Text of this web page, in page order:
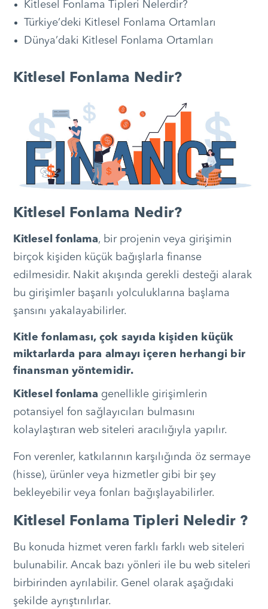
Kitlesel Fonlama Tipleri Nelerdir?
Türkiye’deki Kitlesel Fonlama Ortamları
Dünya’daki Kitlesel Fonlama Ortamları
Kitlesel Fonlama Nedir?
Kitlesel Fonlama Nedir?
Kitlesel fonlama, bir projenin veya girişimin
birçok kişiden küçük bağışlarla finanse
edilmesidir. Nakit akışında gerekli desteği alarak
bu girişimler başarılı yolculuklarına başlama
şansını yakalayabilirler.
Kitle fonlaması, çok sayıda kişiden küçük
miktarlarda para almayı içeren herhangi bir
finansman yöntemidir.
Kitlesel fonlamagenellikle girişimlerin
potansiyel fon sağlayıcıları bulmasını
kolaylaştıran web siteleri aracılığıyla yapılır.
Fon verenler, katkılarının karşılığında öz sermaye
(hisse), ürünler veya hizmetler gibi bir şey
bekleyebilir veya fonları bağışlayabilirler.
Kitlesel Fonlama Tipleri Neledir ?
Bu konuda hizmet veren farklı farklı web siteleri
bulunabilir. Ancak bazı yönleri ile bu web siteleri
birbirinden ayrılabilir. Genel olarak aşağıdaki
şekilde ayrıştırılırlar.